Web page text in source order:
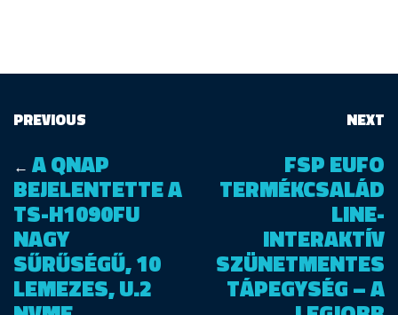
PREVIOUS
← A QNAP
BEJELENTETTE A
TS-H1090FU
NAGY
SŰRŰSÉGŰ, 10
LEMEZES, U.2
NEXT
FSP EUFO
TERMÉKCSALÁD
LINE-
INTERAKTÍV
SZÜNETMENTES
TÁPEGYSÉG – A